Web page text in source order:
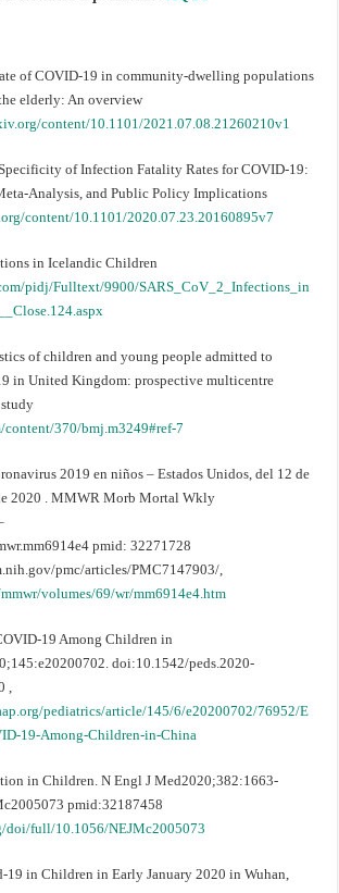
of COVID-19 in community-dwelling populations
elderly: An overview
content/10.1101/2021.07.08.21260210v1
of Infection Fatality Rates for COVID-19:
Analysis, and Public Policy Implications
content/10.1101/2020.07.23.20160895v7
in Icelandic Children
pidj/Fulltext/9900/SARS_CoV_2_Infections_in
of children and young people admitted to
in United Kingdom: prospective multicentre
370/bmj.m3249#ref-7
2019 en niños – Estados Unidos, del 12 de
2020 . MMWR Morb Mortal Wkly
pmid: 32271728
pmc/articles/PMC7147903/,
volumes/69/wr/mm6914e4.htm
19 Among Children in
doi:10.1542/peds.2020-
,
pediatrics/article/145/6/e20200702/76952/E
19-Among-Children-in-China
in Children. N Engl J Med2020;382:1663-
pmid:32187458
doi/full/10.1056/NEJMc2005073
19 in Children in Early January 2020 in Wuhan,